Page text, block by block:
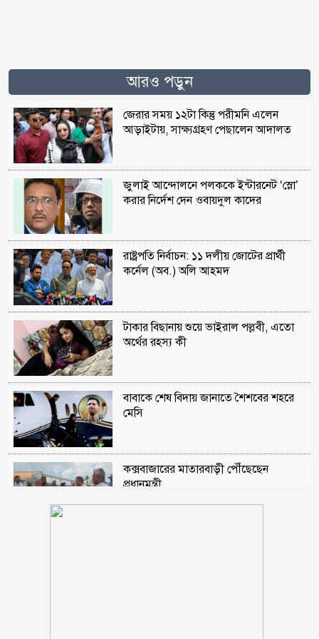
আরও পড়ুন
জেরার সময় ১২টা কিন্তু পরীমনি এলেন
আড়াইটায়, সাক্ষ্যগ্রহণ পেছালেন আদালত
জুলাই আন্দোলনে পলককে ইন্টারনেট ‘স্লো’
করার নির্দেশ দেন ওবায়দুল কাদের
রাষ্ট্রপতি নির্বাচন: ১১ দলীয় জোটের প্রার্থী
কর্নেল (অব.) অলি আহমদ
টাকার বিছানায় শুয়ে ভাইরাল পল্লবী, এতো
অর্থের রহস্য কী
বাবাকে শেষ বিদায় জানাতে শৈশবের শহরে
মেসি
কক্সবাজারের মাতারবাড়ী পৌঁছেছেন
প্রধানমন্ত্রী